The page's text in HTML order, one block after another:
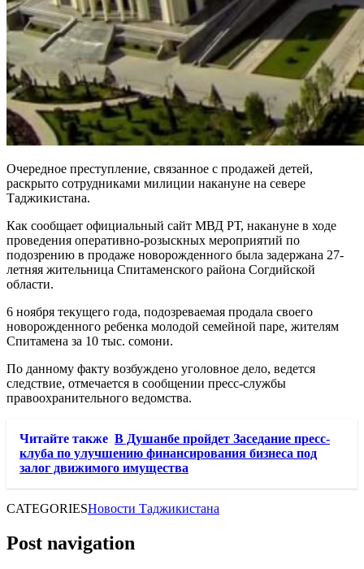
Очередное преступление, связанное с продажей детей,
раскрыто сотрудниками милиции накануне на севере
Таджикистана.
Как сообщает официальный сайт МВД РТ, накануне в ходе
проведения оперативно-розыскных мероприятий по
подозрению в продаже новорожденного была задержана 27-
летняя жительница Спитаменского района Согдийской
области.
6 ноября текущего года, подозреваемая продала своего
новорожденного ребенка молодой семейной паре, жителям
Спитамена за 10 тыс. сомони.
По данному факту возбуждено уголовное дело, ведется
следствие, отмечается в сообщении пресс-службы
правоохранительного ведомства.
Читайте также В Душанбе пройдет Заседание пресс-
клуба по улучшению финансирования бизнеса под
залог движимого имущества
CATEGORIESНовости Таджикистана
Post navigation